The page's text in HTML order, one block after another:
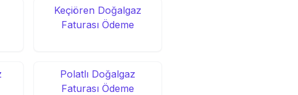
Keçiören Doğalgaz
Faturası Ödeme
Polatlı Doğalgaz
Faturası Ödeme